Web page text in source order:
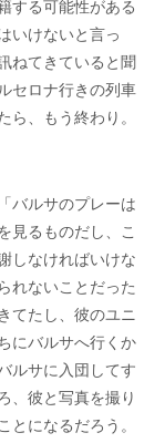
する可能性がある
いけないと言っ
ねてきていると聞
セロナ行きの列車
ら、もう終わり。
バルサのプレーは
見るものだし、こ
しなければいけな
れないことだった
てたし、彼のユニ
にバルサへ行くか
ルサに入団してす
、彼と写真を撮り
とになるだろう。